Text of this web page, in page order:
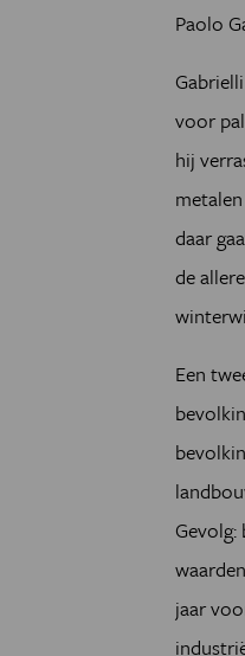
Paolo
voor
hij
daar
de
Een t
jaar